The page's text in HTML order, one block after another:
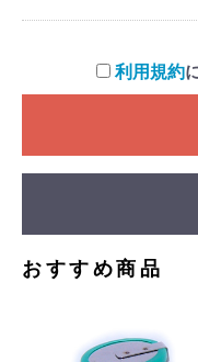
利用規約
おすすめ商品